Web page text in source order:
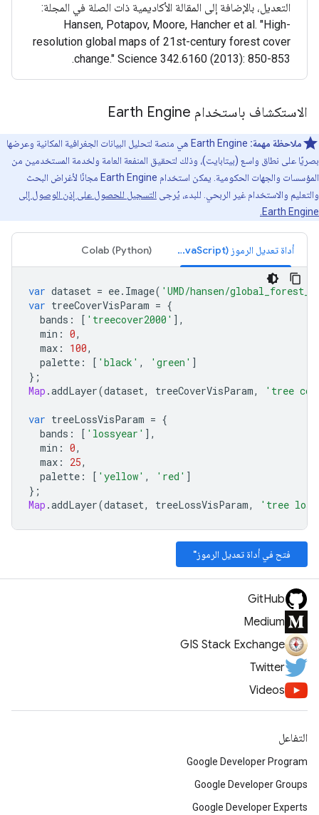
التعديل، بالإضافة إلى المقالة الأكاديمية ذات الصلة في المجلة:
Hansen, Potapov, Moore, Hancher et al. "High-
resolution global maps of 21st-century forest cover
change." Science 342.6160 (2013): 850-853.
الاستكشاف باستخدام Earth Engine
ملاحظة مهمة:
‫Earth Engine هي منصة لتحليل البيانات الجغرافية المكانية وعرضها
بصريًا على نطاق واسع (بيتابايت)، وذلك لتحقيق المنفعة العامة ولخدمة المستخدمين من
المؤسسات والجهات الحكومية. يمكن استخدام Earth Engine مجانًا لأغراض البحث
والتعليم والاستخدام غير الربحي. للبدء، يُرجى التسجيل للحصول على إذن الوصول إلى
Earth Engine.
أداة تعديل الرموز (JavaScript) Colab (Python)
var dataset = ee. Image( 'UMD/hansen/
var treeCoverVisParam = {
bands : [ 'treecover2000' ],
min : 0,
max : 100,
palette : [ 'black' , 'green' ]
};
Map .addLayer(dataset, treeCoverVisParam, 'tree
var treeLossVisParam = {
bands : [ 'lossyear' ],
min : 0,
max : 25,
palette : [ 'yellow' , 'red' ]
};
Map .addLayer(dataset, treeLossVisParam, 'tree
فتح في أداة تعديل الرموز"
GitHub
Medium
GIS Stack Exchange
Twitter
Videos
التفاعل
Google Developer Program
Google Developer Groups
Google Developer Experts